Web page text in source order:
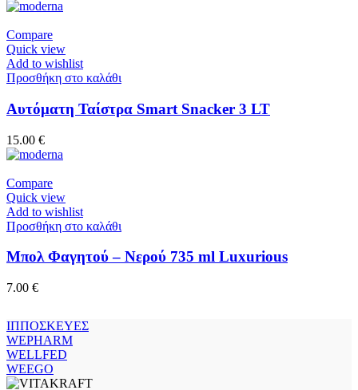
Compare
Quick view
Add to wishlist
Προσθήκη στο καλάθι
Αυτόματη Ταίστρα Smart Snacker 3 LT
15.00 €
Compare
Quick view
Add to wishlist
Προσθήκη στο καλάθι
Μπολ Φαγητού – Νερού 735 ml Luxurious
7.00 €
ΙΠΠΟΣΚΕΥΕΣ
WEPHARM
WELLFED
WEEGO